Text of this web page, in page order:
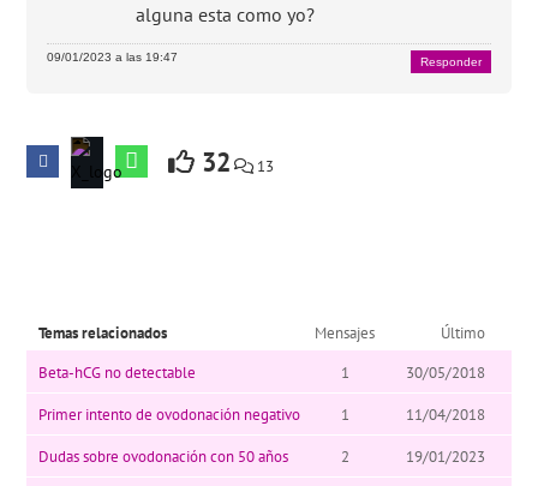
alguna esta como yo?
09/01/2023 a las 19:47 Responder
32 13
Temas relacionados Mensajes
Último
Beta-hCG no detectable
1 30/05/2018
Primer intento de ovodonación negativo 1 11/04/2018
Dudas sobre ovodonación con 50 años 2
19/01/2023